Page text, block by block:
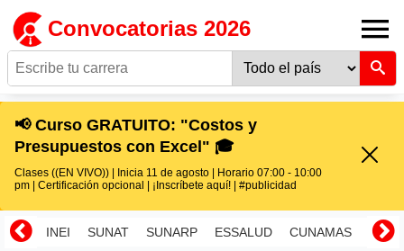
Convocatorias 2026
📢 Curso GRATUITO: "Costos y
Presupuestos con Excel" 🎓
Clases ((EN VIVO)) | Inicia 11 de agosto | Horario 07:00 - 10:00
pm | Certificación opcional | ¡Inscríbete aquí! | #publicidad
INEI SUNAT SUNARP ESSALUD CUNAMAS